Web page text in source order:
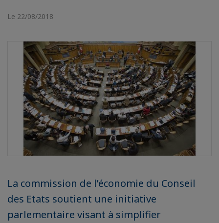
Le 22/08/2018
La commission de l’économie du Conseil
des Etats soutient une initiative
parlementaire visant à simplifier